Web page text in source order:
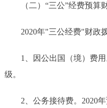
（二）“三公”经费预算
2020年"三公经费"财政拨
1、因公出国（境）费用
级。
2、公务接待费。2020年